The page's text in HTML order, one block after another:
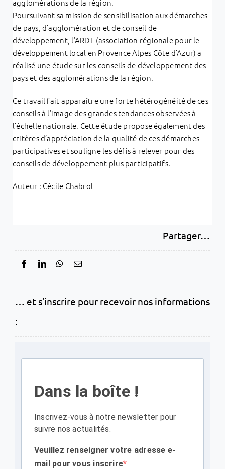
agglomérations de la région.
Poursuivant sa mission de sensibilisation aux démarches
de pays, d’agglomération et de conseil de
développement, l’ARDL (association régionale pour le
développement local en Provence Alpes Côte d’Azur) a
réalisé une étude sur les conseils de développement des
pays et des agglomérations de la région.
Ce travail fait apparaître une forte hétérogénéité de ces
conseils à l’image des grandes tendances observées à
l’échelle nationale. Cette étude propose également des
critères d’appréciation de la qualité de ces démarches
participatives et souligne les défis à relever pour des
conseils de développement plus participatifs.
Auteur : Cécile Chabrol
Partager…
… et s’inscrire pour recevoir nos informations
:
Dans la boîte !
Inscrivez-vous à notre newsletter pour
suivre nos actualités.
Veuillez renseigner votre adresse e-
mail pour vous inscrire